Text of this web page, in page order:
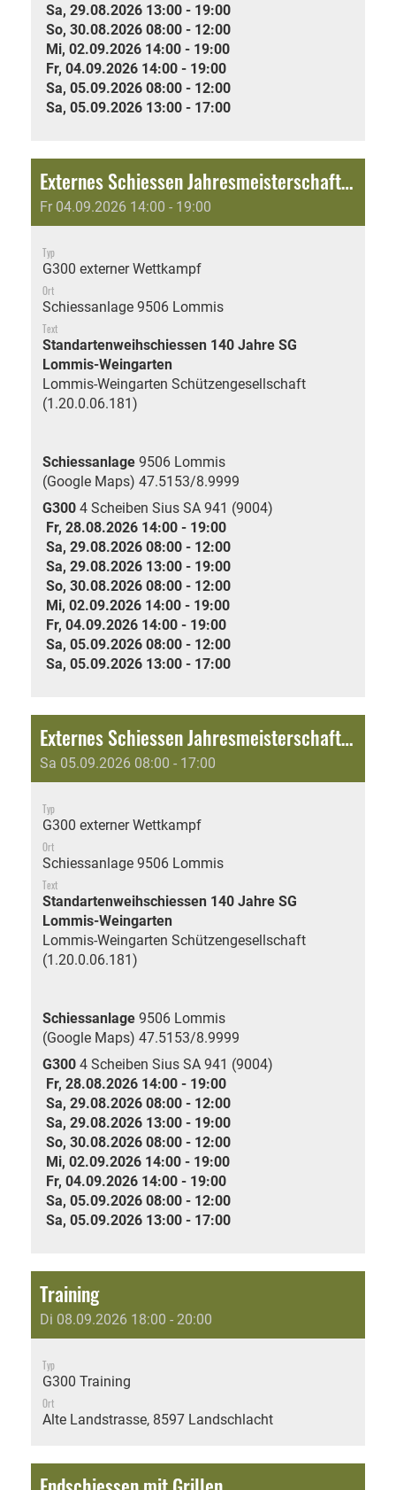
Sa, 29.08.2026 13:00 - 19:00
So, 30.08.2026 08:00 - 12:00
Mi, 02.09.2026 14:00 - 19:00
Fr, 04.09.2026 14:00 - 19:00
Sa, 05.09.2026 08:00 - 12:00
Sa, 05.09.2026 13:00 - 17:00
Externes Schiessen Jahresmeisterschaft: Standartenweihschiessen 140 Jahre SG Lommis-Weingarten
Fr 04.09.2026 14:00 - 19:00
Typ
G300 externer Wettkampf
Ort
Schiessanlage 9506 Lommis
Text
Standartenweihschiessen 140 Jahre SG
Lommis-Weingarten
Lommis-Weingarten Schützengesellschaft
(1.20.0.06.181)
Schiessanlage 9506 Lommis
(Google Maps) 47.5153/8.9999
G300 4 Scheiben Sius SA 941 (9004)
Fr, 28.08.2026 14:00 - 19:00
Sa, 29.08.2026 08:00 - 12:00
Sa, 29.08.2026 13:00 - 19:00
So, 30.08.2026 08:00 - 12:00
Mi, 02.09.2026 14:00 - 19:00
Fr, 04.09.2026 14:00 - 19:00
Sa, 05.09.2026 08:00 - 12:00
Sa, 05.09.2026 13:00 - 17:00
Externes Schiessen Jahresmeisterschaft: Standartenweihschiessen 140 Jahre SG Lommis-Weingarten
Sa 05.09.2026 08:00 - 17:00
Typ
G300 externer Wettkampf
Ort
Schiessanlage 9506 Lommis
Text
Standartenweihschiessen 140 Jahre SG
Lommis-Weingarten
Lommis-Weingarten Schützengesellschaft
(1.20.0.06.181)
Schiessanlage 9506 Lommis
(Google Maps) 47.5153/8.9999
G300 4 Scheiben Sius SA 941 (9004)
Fr, 28.08.2026 14:00 - 19:00
Sa, 29.08.2026 08:00 - 12:00
Sa, 29.08.2026 13:00 - 19:00
So, 30.08.2026 08:00 - 12:00
Mi, 02.09.2026 14:00 - 19:00
Fr, 04.09.2026 14:00 - 19:00
Sa, 05.09.2026 08:00 - 12:00
Sa, 05.09.2026 13:00 - 17:00
Training
Di 08.09.2026 18:00 - 20:00
Typ
G300 Training
Ort
Alte Landstrasse, 8597 Landschlacht